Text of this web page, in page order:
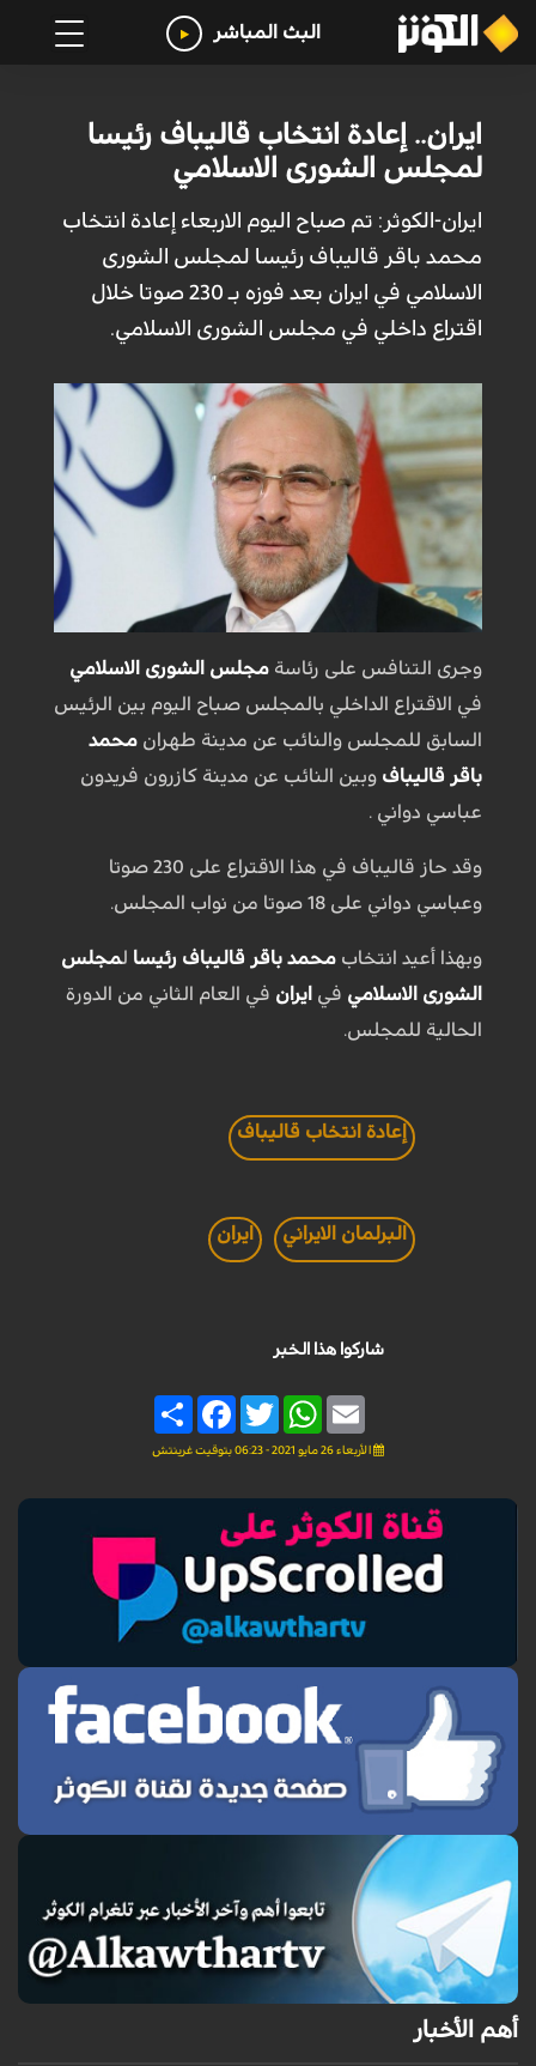
البث المباشر
ايران.. إعادة انتخاب قاليباف رئيسا
لمجلس الشورى الاسلامي
ايران-الكوثر: تم صباح اليوم الاربعاء إعادة انتخاب
محمد باقر قاليباف رئيسا لمجلس الشورى
الاسلامي في ايران بعد فوزه بـ 230 صوتا خلال
اقتراع داخلي في مجلس الشورى الاسلامي.
وجرى التنافس على رئاسة مجلس الشورى الاسلامي
في الاقتراع الداخلي بالمجلس صباح اليوم بين الرئيس
السابق للمجلس والنائب عن مدينة طهران محمد
باقر قاليباف وبين النائب عن مدينة كازرون فريدون
عباسي دواني .
وقد حاز قاليباف في هذا الاقتراع على 230 صوتا
وعباسي دواني على 18 صوتا من نواب المجلس.
وبهذا أعيد انتخاب محمد باقر قاليباف رئيسا لمجلس
الشورى الاسلامي في ايران في العام الثاني من الدورة
الحالية للمجلس.
إعادة انتخاب قاليباف
البرلمان الايراني ايران
شاركوا هذا الخبر
Share
FacebookTwitter
WhatsAppEmail
الأربعاء 26 مايو 2021 - 06:23 بتوقيت غرينتش
أهم الأخبار